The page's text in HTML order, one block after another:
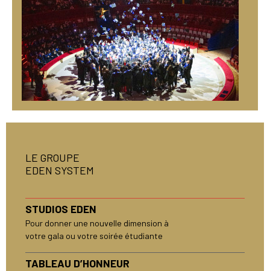
LE GROUPE
EDEN SYSTEM
STUDIOS EDEN
Pour donner une nouvelle dimension à
votre gala ou votre soirée étudiante
TABLEAU D’HONNEUR